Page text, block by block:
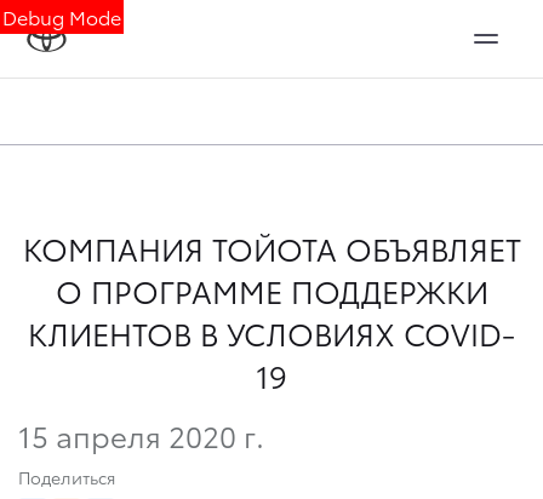
Debug Mode
КОМПАНИЯ ТОЙОТА ОБЪЯВЛЯЕТ
О ПРОГРАММЕ ПОДДЕРЖКИ
КЛИЕНТОВ В УСЛОВИЯХ COVID-
19
15 апреля 2020 г.
Поделиться